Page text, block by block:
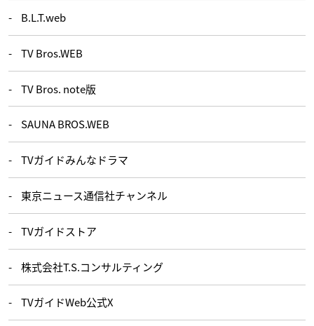
B.L.T.web
TV Bros.WEB
TV Bros. note版
SAUNA BROS.WEB
TVガイドみんなドラマ
東京ニュース通信社チャンネル
TVガイドストア
株式会社T.S.コンサルティング
TVガイドWeb公式X